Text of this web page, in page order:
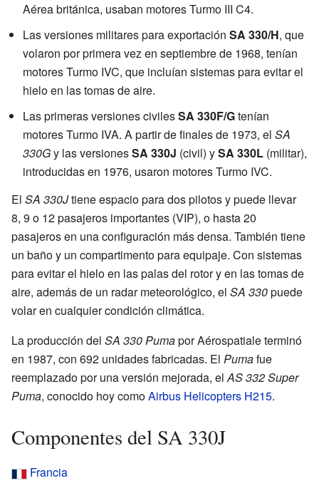
Aérea británica, usaban motores Turmo III C4.
Las versiones militares para exportación SA 330/H, que
volaron por primera vez en septiembre de 1968, tenían
motores Turmo IVC, que incluían sistemas para evitar el
hielo en las tomas de aire.
Las primeras versiones civilesSA 330F/Gtenían
motores Turmo IVA. A partir de finales de 1973, el SA
330Gy las versionesSA 330J (civil) ySA 330L (militar),
introducidas en 1976, usaron motores Turmo IVC.
El SA 330Jtiene espacio para dos pilotos y puede llevar
8, 9 o 12 pasajeros importantes (VIP), o hasta 20
pasajeros en una configuración más densa. También tiene
un baño y un compartimento para equipaje. Con sistemas
para evitar el hielo en las palas del rotor y en las tomas de
aire, además de un radar meteorológico, el SA 330puede
volar en cualquier condición climática.
La producción del SA 330 Pumapor Aérospatiale terminó
en 1987, con 692 unidades fabricadas. El Pumafue
reemplazado por una versión mejorada, elAS 332 Super
Puma, conocido hoy comoAirbus Helicopters H215.
Componentes del SA 330J
Francia